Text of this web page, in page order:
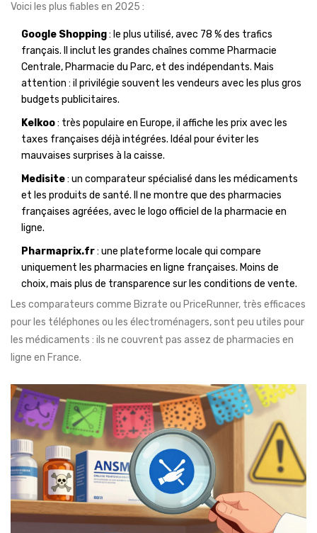
Voici les plus fiables en 2025 :
Google Shopping: le plus utilisé, avec 78 % des trafics
français. Il inclut les grandes chaînes comme Pharmacie
Centrale, Pharmacie du Parc, et des indépendants. Mais
attention : il privilégie souvent les vendeurs avec les plus gros
budgets publicitaires.
Kelkoo: très populaire en Europe, il affiche les prix avec les
taxes françaises déjà intégrées. Idéal pour éviter les
mauvaises surprises à la caisse.
Medisite: un comparateur spécialisé dans les médicaments
et les produits de santé. Il ne montre que des pharmacies
françaises agréées, avec le logo officiel de la pharmacie en
ligne.
Pharmaprix.fr: une plateforme locale qui compare
uniquement les pharmacies en ligne françaises. Moins de
choix, mais plus de transparence sur les conditions de vente.
Les comparateurs comme Bizrate ou PriceRunner, très efficaces
pour les téléphones ou les électroménagers, sont peu utiles pour
les médicaments : ils ne couvrent pas assez de pharmacies en
ligne en France.